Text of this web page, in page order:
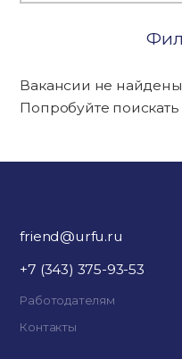
Вакансии не
Попробуйте
friend@urfu.ru
+7 (343) 375-93-53
Работодателям
Контакты